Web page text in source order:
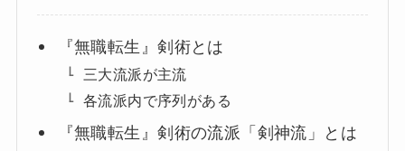
『無職転生』剣術とは
三大流派が主流
各流派内で序列がある
『無職転生』剣術の流派「剣神流」とは